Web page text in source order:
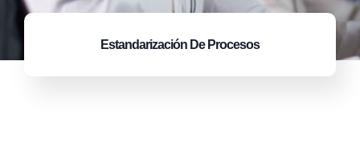
Estandarización De Procesos